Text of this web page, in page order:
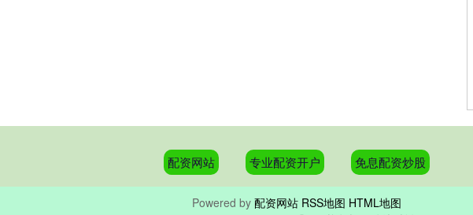
配资网站 专业配资开户 免息配资炒股
Powered by 配资网站 RSS地图 HTML地图